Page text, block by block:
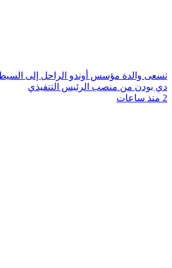
تسعى والدة مؤسس أوندو الراحل إلى
دي بودن من منصب الرئيس التنفيذي
2 منذ ساعات